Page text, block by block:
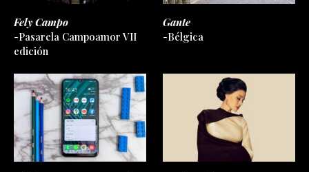
Fely Campo
-Pasarela Campoamor VII
edición
Gante
-Bélgica